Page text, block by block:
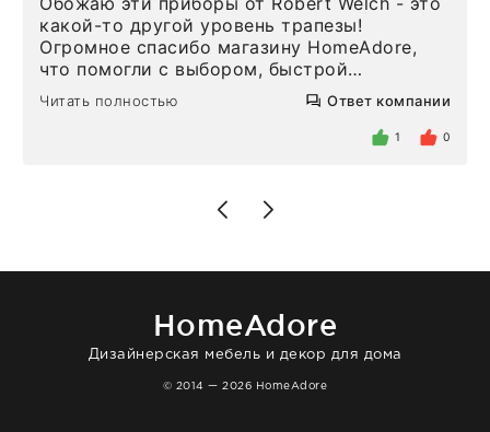
какой-то другой уровень трапезы!
Огромное спасибо магазину HomeAdore,
что помогли с выбором, быстрой
доставкой и высоким сервисом. Один раз
была здесь лично, забирала чайные ложки,
внутри очень много антикварной посуды,
Позже заказывала остальные приборы -
доставили сдэком на следующий день к
отвечает очень быстро. Взаимодействием
Читать полностью Ответ компании
1 0
HomeAdore
Дизайнерская мебель и декор для дома
© 2014 — 2026 HomeAdore